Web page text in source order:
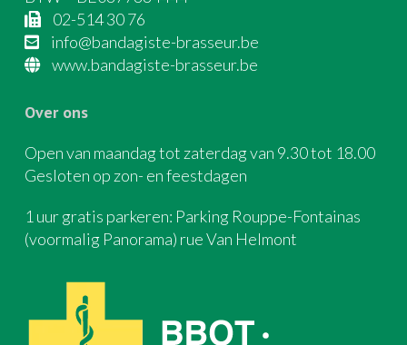
02-514 30 76
info@bandagiste-brasseur.be
www.bandagiste-brasseur.be
Over ons
Open van maandag tot zaterdag van 9.30 tot 18.00
Gesloten op zon- en feestdagen
1 uur gratis parkeren: Parking Rouppe-Fontainas
(voormalig Panorama) rue Van Helmont